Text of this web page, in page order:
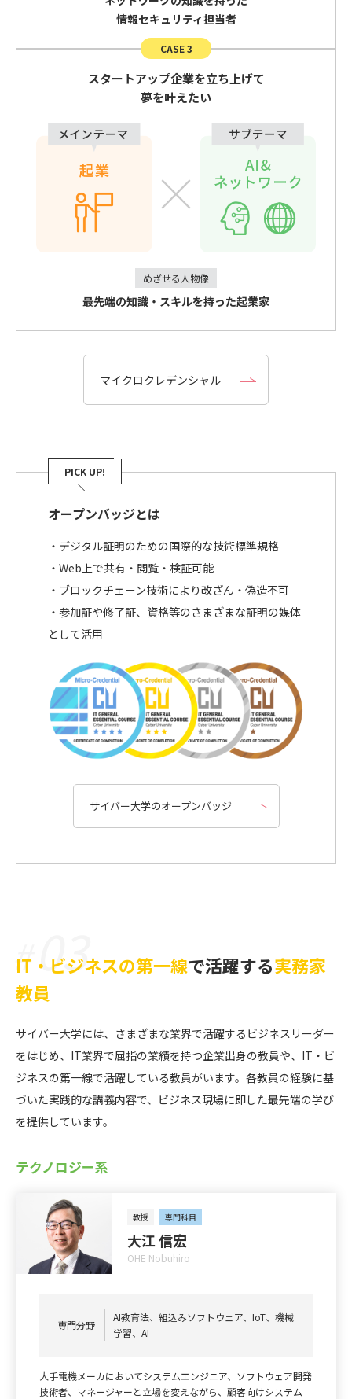
情報セキュリティ担当者
CASE 3
スタートアップ企業を立ち上げて
夢を叶えたい
めざせる人物像
最先端の知識・スキルを持った起業家
マイクロクレデンシャル
PICK UP!
オープンバッジとは
・デジタル証明のための国際的な技術標準規格
・Web上で共有・閲覧・検証可能
・ブロックチェーン技術により改ざん・偽造不可
・参加証や修了証、資格等のさまざまな証明の媒体
として活用
サイバー大学のオープンバッジ
#03
IT・ビジネスの第一線で活躍する実務家
教員
サイバー大学には、さまざまな業界で活躍するビジネスリーダー
をはじめ、IT業界で屈指の業績を持つ企業出身の教員や、IT・ビ
ジネスの第一線で活躍している教員がいます。各教員の経験に基
づいた実践的な講義内容で、ビジネス現場に即した最先端の学び
を提供しています。
テクノロジー系
教授 専門科目
大江 信宏
OHE Nobuhiro
専門分野
AI教育法、組込みソフトウェア、IoT、機械
学習、AI
大手電機メーカにおいてシステムエンジニア、ソフトウェア開発
技術者、マネージャーと立場を変えながら、顧客向けシステム